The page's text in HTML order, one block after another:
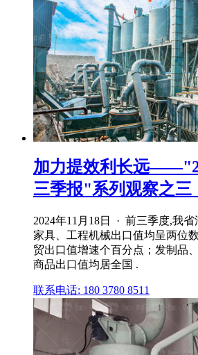
加力提效利长远
三季报"系列观察之三
2024年11月18日 · 前三季度,我省
家具、工程机械出口值均呈两位
贸出口值增速个百分点；发制品
商品出口值均居全国 .
联系电话: 180 3780 8511